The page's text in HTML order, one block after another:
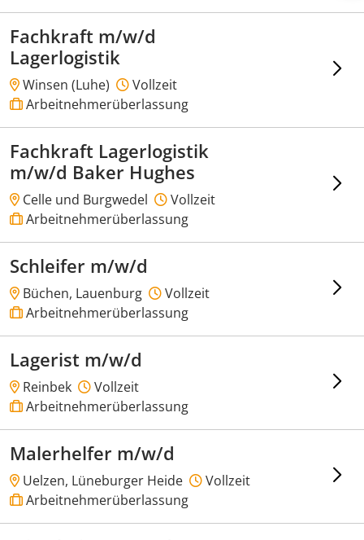
Fachkraft m/w/d
Lagerlogistik
Winsen (Luhe)
Vollzeit
Arbeitnehmerüberlassung
Fachkraft Lagerlogistik
m/w/d Baker Hughes
Celle und Burgwedel
Vollzeit
Arbeitnehmerüberlassung
Schleifer m/w/d
Büchen, Lauenburg
Vollzeit
Arbeitnehmerüberlassung
Lagerist m/w/d
Reinbek
Vollzeit
Arbeitnehmerüberlassung
Malerhelfer m/w/d
Uelzen, Lüneburger Heide
Vollzeit
Arbeitnehmerüberlassung